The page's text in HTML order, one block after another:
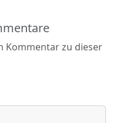
Kommentar zu dieser